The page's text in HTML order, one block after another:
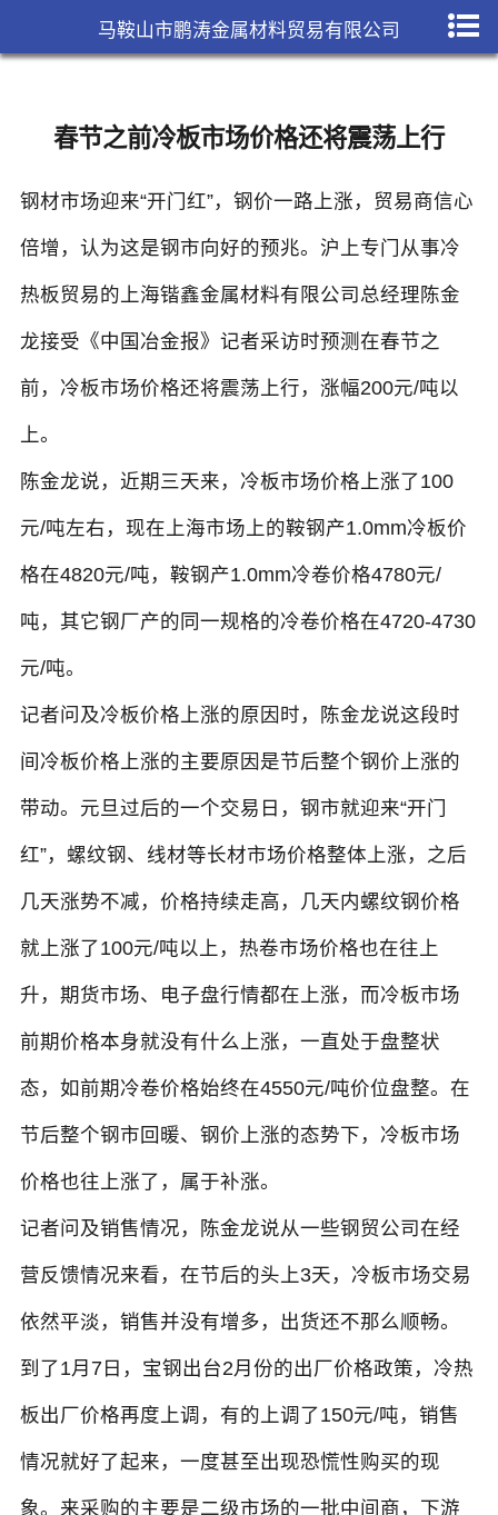
马鞍山市鹏涛金属材料贸易有限公司
春节之前冷板市场价格还将震荡上行
钢材市场迎来“开门红”，钢价一路上涨，贸易商信心
倍增，认为这是钢市向好的预兆。沪上专门从事冷
热板贸易的上海锴鑫金属材料有限公司总经理陈金
龙接受《中国冶金报》记者采访时预测在春节之
前，冷板市场价格还将震荡上行，涨幅200元/吨以
上。
陈金龙说，近期三天来，冷板市场价格上涨了100
元/吨左右，现在上海市场上的鞍钢产1.0mm冷板价
格在4820元/吨，鞍钢产1.0mm冷卷价格4780元/
吨，其它钢厂产的同一规格的冷卷价格在4720-4730
元/吨。
记者问及冷板价格上涨的原因时，陈金龙说这段时
间冷板价格上涨的主要原因是节后整个钢价上涨的
带动。元旦过后的一个交易日，钢市就迎来“开门
红”，螺纹钢、线材等长材市场价格整体上涨，之后
几天涨势不减，价格持续走高，几天内螺纹钢价格
就上涨了100元/吨以上，热卷市场价格也在往上
升，期货市场、电子盘行情都在上涨，而冷板市场
前期价格本身就没有什么上涨，一直处于盘整状
态，如前期冷卷价格始终在4550元/吨价位盘整。在
节后整个钢市回暖、钢价上涨的态势下，冷板市场
价格也往上涨了，属于补涨。
记者问及销售情况，陈金龙说从一些钢贸公司在经
营反馈情况来看，在节后的头上3天，冷板市场交易
依然平淡，销售并没有增多，出货还不那么顺畅。
到了1月7日，宝钢出台2月份的出厂价格政策，冷热
板出厂价格再度上调，有的上调了150元/吨，销售
情况就好了起来，一度甚至出现恐慌性购买的现
象。来采购的主要是二级市场的一批中间商，下游